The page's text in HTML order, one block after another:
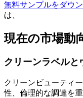
無料サンプルをダウ
は、
現在の市場動
クリーンラベルと
クリーンビューティ
性、倫理的な調達を